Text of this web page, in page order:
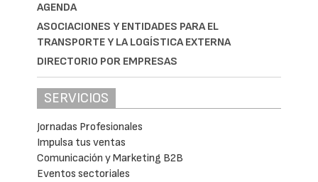
AGENDA
ASOCIACIONES Y ENTIDADES PARA EL
TRANSPORTE Y LA LOGÍSTICA EXTERNA
DIRECTORIO POR EMPRESAS
SERVICIOS
Jornadas Profesionales
Impulsa tus ventas
Comunicación y Marketing B2B
Eventos sectoriales